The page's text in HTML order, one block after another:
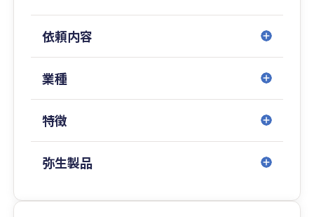
・内部統制支援
・公認会計士監査
依頼内容
業種
特徴
弥生製品